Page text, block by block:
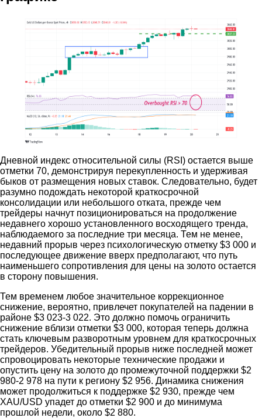
Дневной индекс относительной силы (RSI) остается выше
отметки 70, демонстрируя перекупленность и удерживая
быков от размещения новых ставок. Следовательно, будет
разумно подождать некоторой краткосрочной
консолидации или небольшого отката, прежде чем
трейдеры начнут позиционироваться на продолжение
недавнего хорошо установленного восходящего тренда,
наблюдаемого за последние три месяца. Тем не менее,
недавний прорыв через психологическую отметку $3 000 и
последующее движение вверх предполагают, что путь
наименьшего сопротивления для цены на золото остается
в сторону повышения.
Тем временем любое значительное коррекционное
снижение, вероятно, привлечет покупателей на падении в
районе $3 023-3 022. Это должно помочь ограничить
снижение вблизи отметки $3 000, которая теперь должна
стать ключевым разворотным уровнем для краткосрочных
трейдеров. Убедительный прорыв ниже последней может
спровоцировать некоторые технические продажи и
опустить цену на золото до промежуточной поддержки $2
980-2 978 на пути к региону $2 956. Динамика снижения
может продолжиться к поддержке $2 930, прежде чем
XAU/USD упадет до отметки $2 900 и до минимума
прошлой недели, около $2 880.